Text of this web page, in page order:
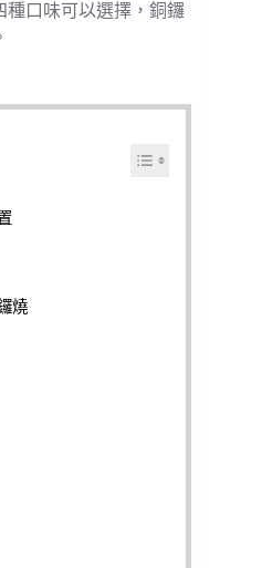
種口味可以選擇，銅鑼
燒